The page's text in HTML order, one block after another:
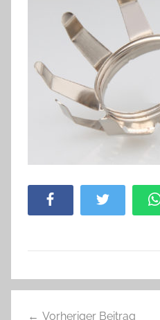
Facebook Twitter
Vorheriger Beitrag